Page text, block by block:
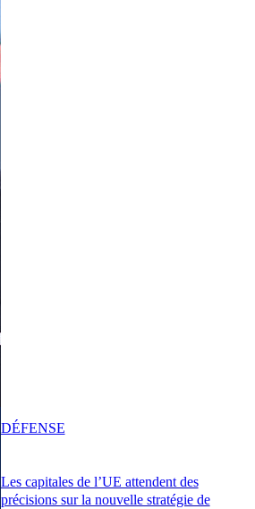
Les capitales de l’UE attendent des
précisions sur la nouvelle stratégie de
DÉFENSE